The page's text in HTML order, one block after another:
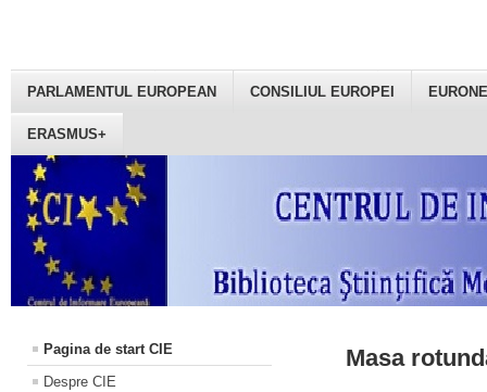
PARLAMENTUL EUROPEAN CONSILIUL EUROPEI
ERASMUS+
Pagina de start CIE
Despre CIE
Masa